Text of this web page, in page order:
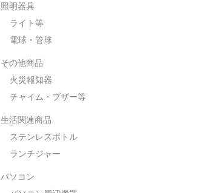
照明器具
ライト等
電球・管球
その他商品
火災報知器
チャイム・ブザー等
生活関連商品
ステンレスボトル
ランチジャー
パソコン